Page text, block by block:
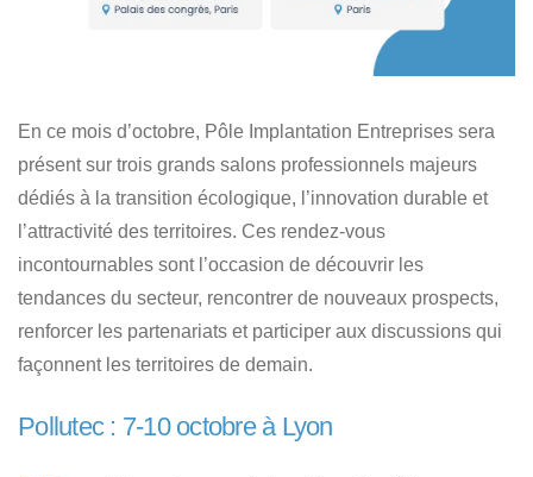
En ce mois d’octobre, Pôle Implantation Entreprises sera
présent sur trois grands salons professionnels majeurs
dédiés à la transition écologique, l’innovation durable et
l’attractivité des territoires. Ces rendez-vous
incontournables sont l’occasion de découvrir les
tendances du secteur, rencontrer de nouveaux prospects,
renforcer les partenariats et participer aux discussions qui
façonnent les territoires de demain.
Pollutec : 7-10 octobre à Lyon